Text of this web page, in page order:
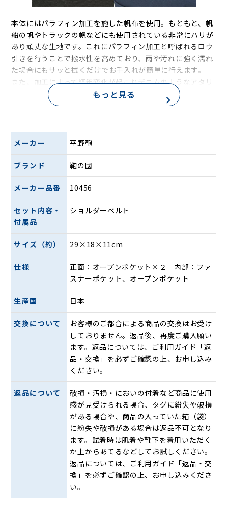
本体にはパラフィン加工を施した帆布を使用。もともと、帆
船の帆やトラックの幌などにも使用されている非常にハリが
あり頑丈な生地です。これにパラフィン加工と呼ばれるロウ
引きを行うことで撥水性を高めており、雨や汚れに強く濡れ
た場合にもサッと拭くだけでお手入れが簡単に行えます。
また、加工によって経年変化が起こりデニムのようなアタリ
や、折り目の部分に線が浮き出るチョークマークと呼ばれる
白化など、時間とともに変化する味わいを楽しめる人気の素
牛革をあしらい、ステッチは同系色でまとめました。和の雰
囲気が漂う落ち着いた仕上がりです。
ガバっと開くダレス式。中身が見やすく使いや
すい
メインポケット開口部のフレームにはワイヤーを採用。大き
く開く上に、開いた状態をキープできるので、中身が見やす
く荷物の出し入れがスムーズに行えます。
メインルーム内部はファスナーポケットとオープンポケット
が付いているので荷物の整理もしやすくなっています。底板
が付いているので型崩れもしにくいです。
もっと見る
メーカー 平野鞄
ブランド 鞄の國
メーカー品番 10456
セット内容・
付属品
ショルダーベルト
サイズ（約） 29×18×11cm
仕様
正面：オープンポケット×２ 内部：ファ
スナーポケット、オープンポケット
生産国 日本
交換について
お客様のご都合による商品の交換はお受け
しておりません。返品後、再度ご購入願い
ます。返品については、ご利用ガイド「返
品・交換」を必ずご確認の上、お申し込み
ください。
返品について
破損・汚損・においの付着など商品に使用
感が見受けられる場合、タグに紛失や破損
がある場合や、商品の入っていた箱（袋）
に紛失や破損がある場合は返品不可となり
ます。試着時は肌着や靴下を着用いただく
か上からあてるなどしてお試しください。
返品については、ご利用ガイド「返品・交
換」を必ずご確認の上、お申し込みくださ
い。